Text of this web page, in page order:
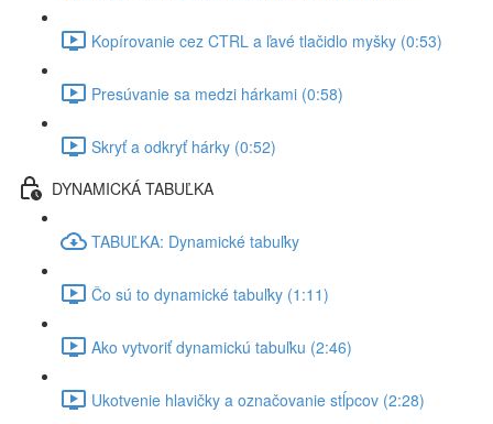
Kopírovanie cez CTRL a ľavé tlačidlo myšky (0:53)
Presúvanie sa medzi hárkami (0:58)
Skryť a odkryť hárky (0:52)
DYNAMICKÁ TABUĽKA
TABUĽKA: Dynamické tabuľky
Čo sú to dynamické tabuľky (1:11)
Ako vytvoriť dynamickú tabuľku (2:46)
Ukotvenie hlavičky a označovanie stĺpcov (2:28)